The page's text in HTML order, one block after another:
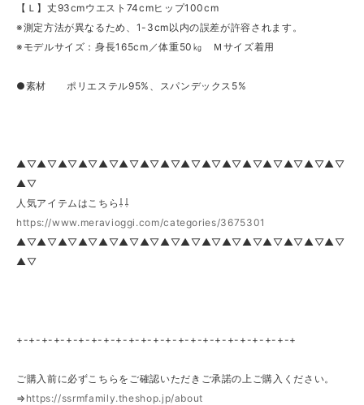
【Ｌ】丈93cmウエスト74cmヒップ100cm
※測定方法が異なるため、1-3cm以内の誤差が許容されます。
※モデルサイズ：身長165cm／体重50㎏ Ｍサイズ着用
●素材 ポリエステル95%、スパンデックス5%
▲▽▲▽▲▽▲▽▲▽▲▽▲▽▲▽▲▽▲▽▲▽▲▽▲▽▲▽▲▽▲▽
▲▽
人気アイテムはこちら⇩⇩
https://www.meravioggi.com/categories/3675301
▲▽▲▽▲▽▲▽▲▽▲▽▲▽▲▽▲▽▲▽▲▽▲▽▲▽▲▽▲▽▲▽
▲▽
+-+-+-+-+-+-+-+-+-+-+-+-+-+-+-+-+-+-+-+-+-+-+
ご購入前に必ずこちらをご確認いただきご承諾の上ご購入ください。
⇒ https://ssrmfamily.theshop.jp/about